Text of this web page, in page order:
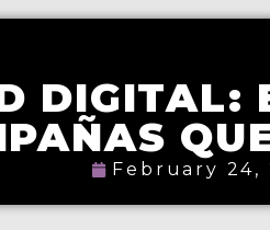
DIGITAL:
February 24,